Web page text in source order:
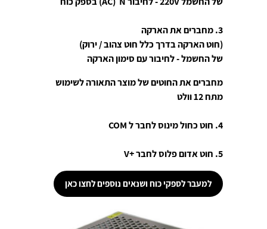
3. מחברים את הארקה
(חוט הארקה בדרך כלל חוט צהוב / ירוק)
של החשמל - לחיבור עם סימון הארקה
מחברים את החוטים של מוצר התאורה לשימוש
מתח 12 וולט
4. חוט כחול מינוס לחבר ל COM
5. חוט אדום פלוס לחבר +V
למעבר לספקי כוח ושנאים נוספים לחצו כאן